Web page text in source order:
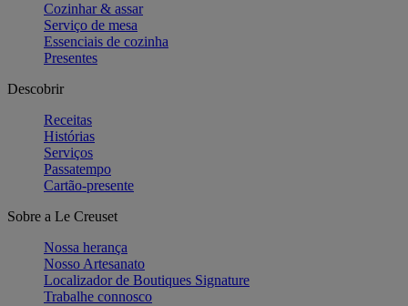
Cozinhar & assar
Serviço de mesa
Essenciais de cozinha
Presentes
Descobrir
Receitas
Histórias
Serviços
Passatempo
Cartão-presente
Sobre a Le Creuset
Nossa herança
Nosso Artesanato
Localizador de Boutiques Signature
Trabalhe connosco